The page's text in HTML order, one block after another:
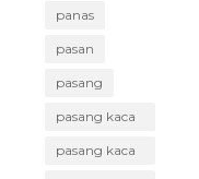
panas
pasan
pasang
pasang kaca
film Bekasi
pasang kaca